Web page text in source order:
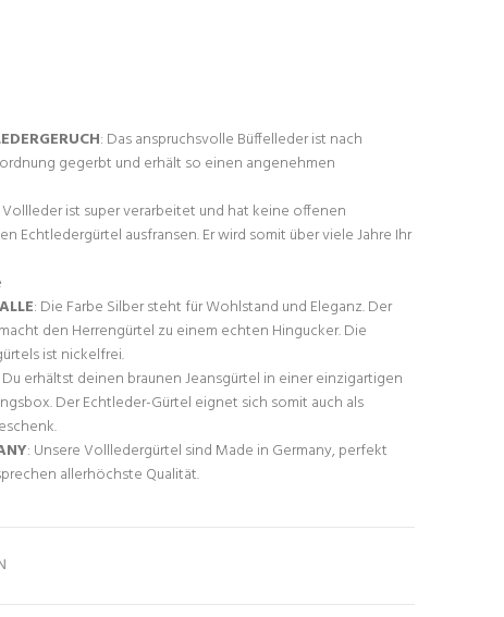
: Das anspruchsvolle Büffelleder ist nach
gegerbt und erhält so einen angenehmen
Vollleder ist super verarbeitet und hat keine offenen
Echtledergürtel ausfransen. Er wird somit über viele Jahre Ihr
: Die Farbe Silber steht für Wohlstand und Eleganz. Der
den Herrengürtel zu einem echten Hingucker. Die
ist nickelfrei.
Du erhältst deinen braunen Jeansgürtel in einer einzigartigen
Der Echtleder-Gürtel eignet sich somit auch als
: Unsere Vollledergürtel sind Made in Germany, perfekt
allerhöchste Qualität.